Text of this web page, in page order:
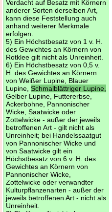
Verdacht auf Besatz mit Körnern
anderer Sorten derselben Art,
kann diese Feststellung auch
anhand weiterer Merkmale
erfolgen.
5) Ein Höchstbesatz von 1 v. H.
des Gewichtes an Körnern von
Rotklee gilt nicht als Unreinheit.
6) Ein Höchstbesatz von 0,5 v.
H. des Gewichtes an Körnern
von Weißer Lupine, Blauer
Lupine, Schmalblättriger Lupine,
Gelber Lupine, Futtererbse,
Ackerbohne, Pannonischer
Wicke, Saatwicke oder
Zottelwicke - außer der jeweils
betroffenen Art - gilt nicht als
Unreinheit; bei Handelssaatgut
von Pannonischer Wicke und
von Saatwicke gilt ein
Höchstbesatz von 6 v. H. des
Gewichtes an Körnern von
Pannonischer Wicke,
Zottelwicke oder verwandter
Kulturpflanzenarten - außer der
jeweils betroffenen Art - nicht als
Unreinheit.